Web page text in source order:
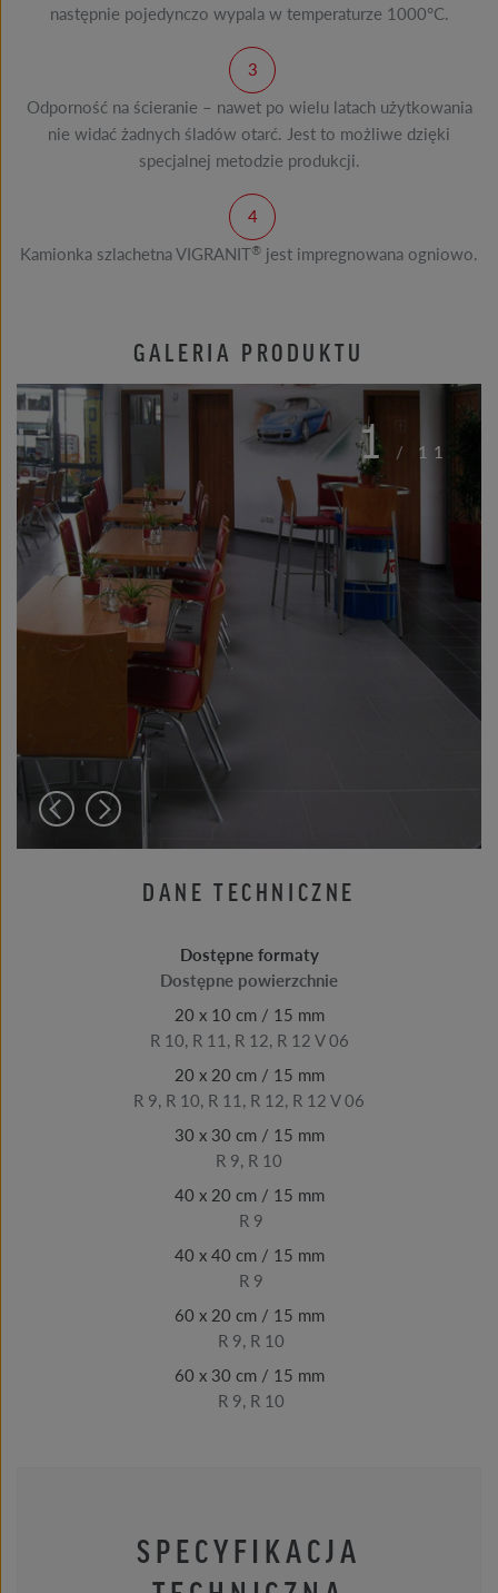
następnie pojedynczo wypala w temperaturze 1000°C.
Odporność na ścieranie – nawet po wielu latach użytkowania
nie widać żadnych śladów otarć. Jest to możliwe dzięki
specjalnej metodzie produkcji.
Kamionka szlachetna VIGRANIT® jest impregnowana ogniowo.
GALERIA PRODUKTU
1 / 11
DANE TECHNICZNE
Dostępne formaty
Dostępne powierzchnie
20 x 10 cm / 15 mm
R 10, R 11, R 12, R 12 V 06
20 x 20 cm / 15 mm
R 9, R 10, R 11, R 12, R 12 V 06
30 x 30 cm / 15 mm
R 9, R 10
40 x 20 cm / 15 mm
R 9
40 x 40 cm / 15 mm
R 9
60 x 20 cm / 15 mm
R 9, R 10
60 x 30 cm / 15 mm
R 9, R 10
SPECYFIKACJA